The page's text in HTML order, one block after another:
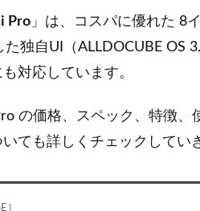
Pro 」は、コスパに優れた 8
独自UI（ALLDOCUBE OS
対応しています。
の価格、スペック、特徴、
ても詳しくチェックしてい